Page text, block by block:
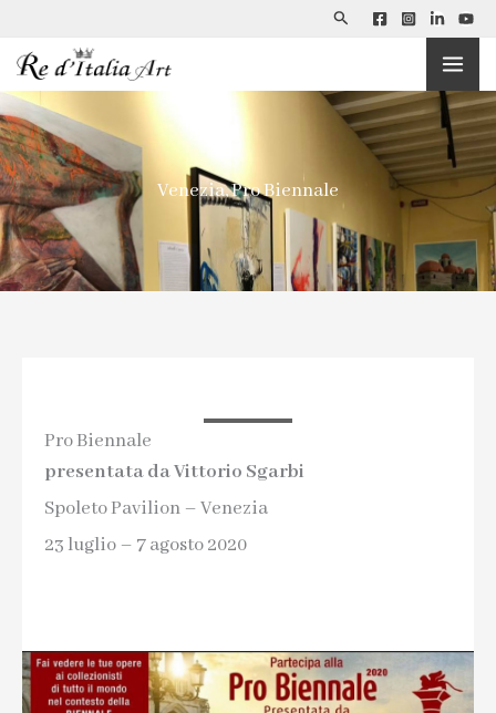
contenuto
Cerca
Venezia, Pro Biennale
Pro Biennale
presentata da Vittorio Sgarbi
Spoleto Pavilion – Venezia
23 luglio – 7 agosto 2020